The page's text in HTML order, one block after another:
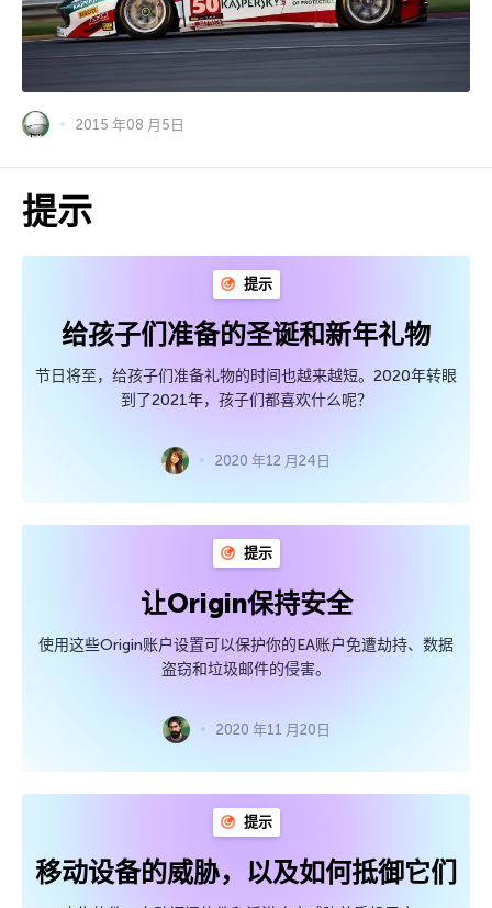
2015 年08 月5日
提示
提示
给孩子们准备的圣诞和新年礼物
节日将至，给孩子们准备礼物的时间也越来越短。2020年转眼
到了2021年，孩子们都喜欢什么呢？
2020 年12 月24日
提示
让Origin保持安全
使用这些Origin账户设置可以保护你的EA账户免遭劫持、数据
盗窃和垃圾邮件的侵害。
2020 年11 月20日
提示
移动设备的威胁，以及如何抵御它们